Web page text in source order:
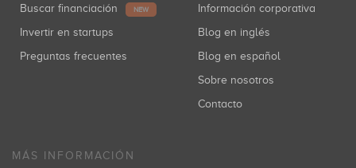
Buscar financiación NEW
Invertir en startups
Preguntas frecuentes
Información corporativa
Blog en inglés
Blog en español
Sobre nosotros
Contacto
MÁS INFORMACIÓN